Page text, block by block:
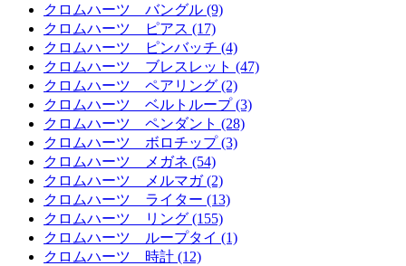
クロムハーツ バングル (9)
クロムハーツ ピアス (17)
クロムハーツ ピンバッチ (4)
クロムハーツ ブレスレット (47)
クロムハーツ ペアリング (2)
クロムハーツ ベルトループ (3)
クロムハーツ ペンダント (28)
クロムハーツ ボロチップ (3)
クロムハーツ メガネ (54)
クロムハーツ メルマガ (2)
クロムハーツ ライター (13)
クロムハーツ リング (155)
クロムハーツ ループタイ (1)
クロムハーツ 時計 (12)